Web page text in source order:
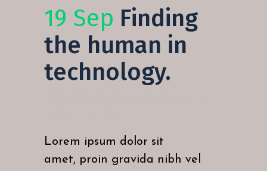
19 Sep Finding
the human in
technology.
Lorem ipsum dolor sit
amet, proin gravida nibh vel